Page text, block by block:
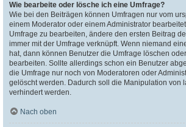
Wie bearbeite oder lösche ich eine Umfrage?
Wie bei den Beiträgen können Umfragen nur vom
einem Moderator oder einem Administrator
Umfrage zu bearbeiten, ändere den ersten Beitrag
immer mit der Umfrage verknüpft. Wenn niemand
hat, dann können Benutzer die Umfrage löschen
bearbeiten. Sollte allerdings schon ein Benutzer
die Umfrage nur noch von Moderatoren oder
gelöscht werden. Dadurch soll die Manipulation von
verhindert werden.
Nach oben